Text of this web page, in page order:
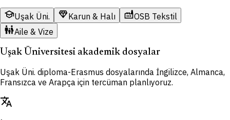
schoolUşak Üni. diamondKarun & Halı factoryOSB Tekstil
family_restroomAile & Vize
Uşak Üniversitesi akademik dosyalar
Uşak Üni. diploma-Erasmus dosyalarında İngilizce, Almanca,
Fransızca ve Arapça için tercüman planlıyoruz.
translate